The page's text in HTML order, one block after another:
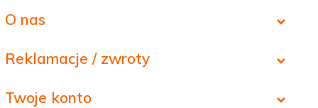
O nas
Reklamacje / zwroty
Twoje konto